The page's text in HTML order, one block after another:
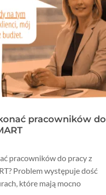
pracowników do
pracowników do pracy z
Problem występuje dość
które mają mocno